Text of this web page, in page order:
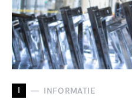
I INFORMATIE